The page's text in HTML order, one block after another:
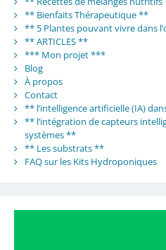
** Bienfaits Thérapeutique **
** 5 Plantes pouvant vivre dans
** ARTICLES **
*** Mon projet ***
Blog
À propos
Contact
** l’intelligence artificielle (IA)
** l’intégration de capteurs
systèmes **
** Les substrats **
FAQ sur les Kits Hydroponiques